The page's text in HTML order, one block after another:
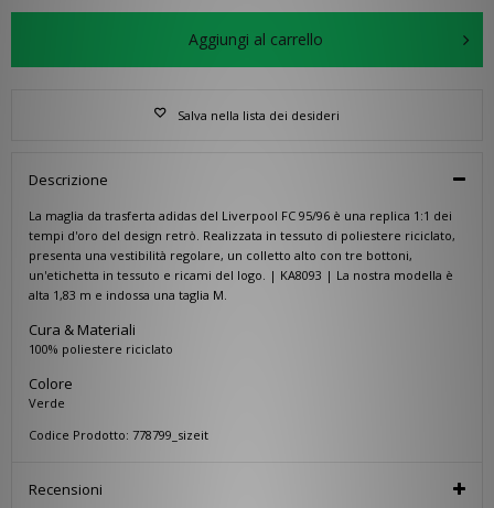
Aggiungi al carrello
Salva nella lista dei desideri
Descrizione
La maglia da trasferta adidas del Liverpool FC 95/96 è una replica 1:1 dei
tempi d'oro del design retrò. Realizzata in tessuto di poliestere riciclato,
presenta una vestibilità regolare, un colletto alto con tre bottoni,
un'etichetta in tessuto e ricami del logo. | KA8093 | La nostra modella è
alta 1,83 m e indossa una taglia M.
Cura & Materiali
100% poliestere riciclato
Colore
Verde
Codice Prodotto: 778799_sizeit
Recensioni